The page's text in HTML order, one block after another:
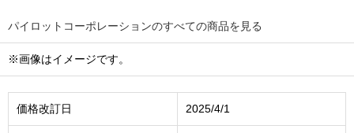
パイロットコーポレーションのすべての商品を見る
※画像はイメージです。
価格改訂日 2025/4/1